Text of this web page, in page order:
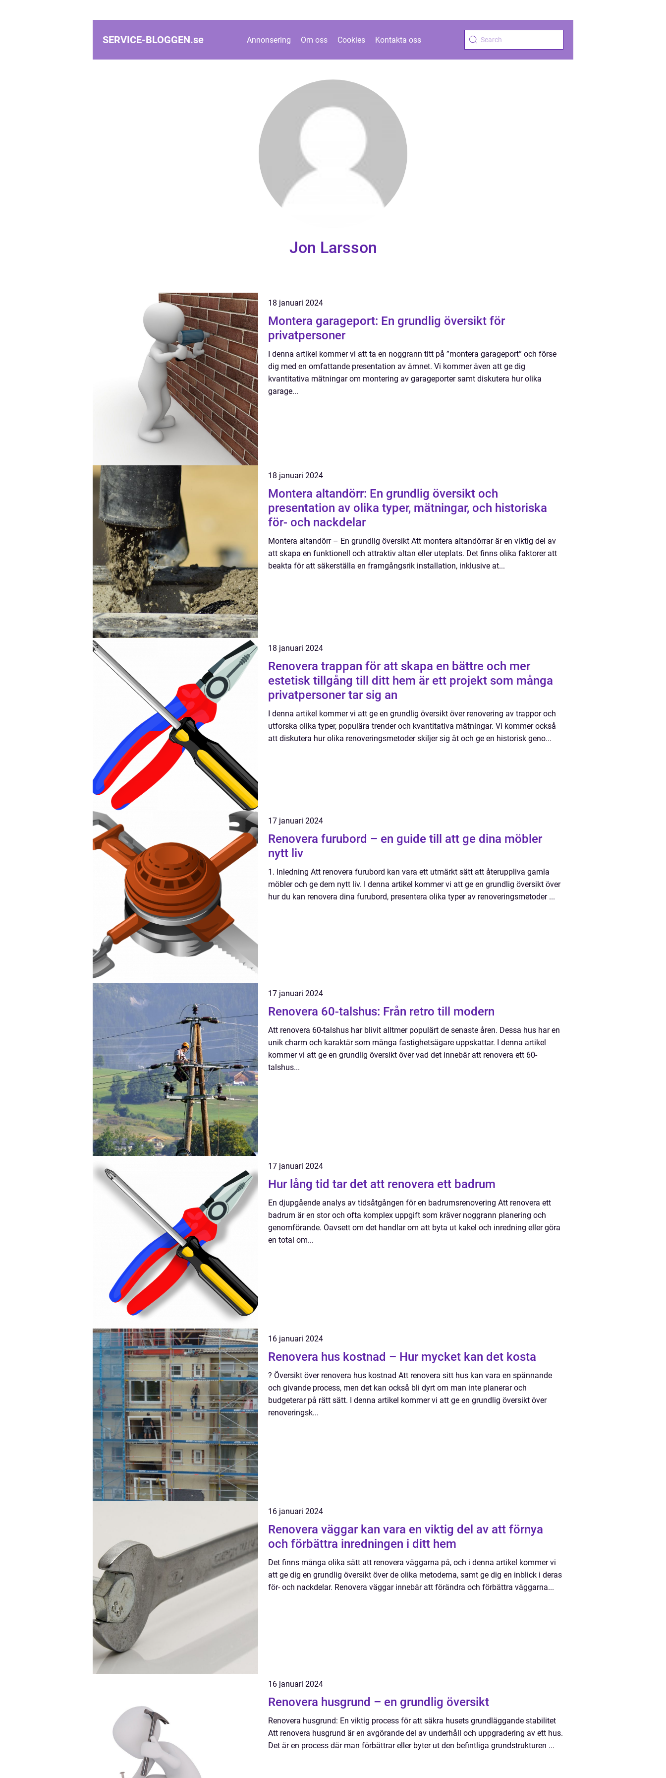
SERVICE-BLOGGEN.se Annonsering Om oss Cookies Kontakta oss
Jon Larsson
18 januari 2024
Montera garageport: En grundlig översikt för
privatpersoner
I denna artikel kommer vi att ta en noggrann titt på ”montera garageport” och förse
dig med en omfattande presentation av ämnet. Vi kommer även att ge dig
kvantitativa mätningar om montering av garageporter samt diskutera hur olika
garage...
18 januari 2024
Montera altandörr: En grundlig översikt och
presentation av olika typer, mätningar, och historiska
för- och nackdelar
Montera altandörr – En grundlig översikt Att montera altandörrar är en viktig del av
att skapa en funktionell och attraktiv altan eller uteplats. Det finns olika faktorer att
beakta för att säkerställa en framgångsrik installation, inklusive at...
18 januari 2024
Renovera trappan för att skapa en bättre och mer
estetisk tillgång till ditt hem är ett projekt som många
privatpersoner tar sig an
I denna artikel kommer vi att ge en grundlig översikt över renovering av trappor och
utforska olika typer, populära trender och kvantitativa mätningar. Vi kommer också
att diskutera hur olika renoveringsmetoder skiljer sig åt och ge en historisk geno...
17 januari 2024
Renovera furubord – en guide till att ge dina möbler
nytt liv
1. Inledning Att renovera furubord kan vara ett utmärkt sätt att återuppliva gamla
möbler och ge dem nytt liv. I denna artikel kommer vi att ge en grundlig översikt över
hur du kan renovera dina furubord, presentera olika typer av renoveringsmetoder ...
17 januari 2024
Renovera 60-talshus: Från retro till modern
Att renovera 60-talshus har blivit alltmer populärt de senaste åren. Dessa hus har en
unik charm och karaktär som många fastighetsägare uppskattar. I denna artikel
kommer vi att ge en grundlig översikt över vad det innebär att renovera ett 60-
talshus...
17 januari 2024
Hur lång tid tar det att renovera ett badrum
En djupgående analys av tidsåtgången för en badrumsrenovering Att renovera ett
badrum är en stor och ofta komplex uppgift som kräver noggrann planering och
genomförande. Oavsett om det handlar om att byta ut kakel och inredning eller göra
en total om...
16 januari 2024
Renovera hus kostnad – Hur mycket kan det kosta
? Översikt över renovera hus kostnad Att renovera sitt hus kan vara en spännande
och givande process, men det kan också bli dyrt om man inte planerar och
budgeterar på rätt sätt. I denna artikel kommer vi att ge en grundlig översikt över
renoveringsk...
16 januari 2024
Renovera väggar kan vara en viktig del av att förnya
och förbättra inredningen i ditt hem
Det finns många olika sätt att renovera väggarna på, och i denna artikel kommer vi
att ge dig en grundlig översikt över de olika metoderna, samt ge dig en inblick i deras
för- och nackdelar. Renovera väggar innebär att förändra och förbättra väggarna...
16 januari 2024
Renovera husgrund – en grundlig översikt
Renovera husgrund: En viktig process för att säkra husets grundläggande stabilitet
Att renovera husgrund är en avgörande del av underhåll och uppgradering av ett hus.
Det är en process där man förbättrar eller byter ut den befintliga grundstrukturen ...